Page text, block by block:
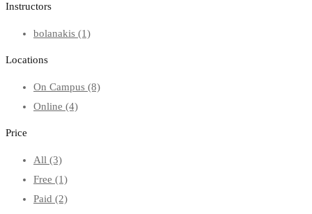
Instructors
bolanakis (1)
Locations
On Campus (8)
Online (4)
Price
All (3)
Free (1)
Paid (2)